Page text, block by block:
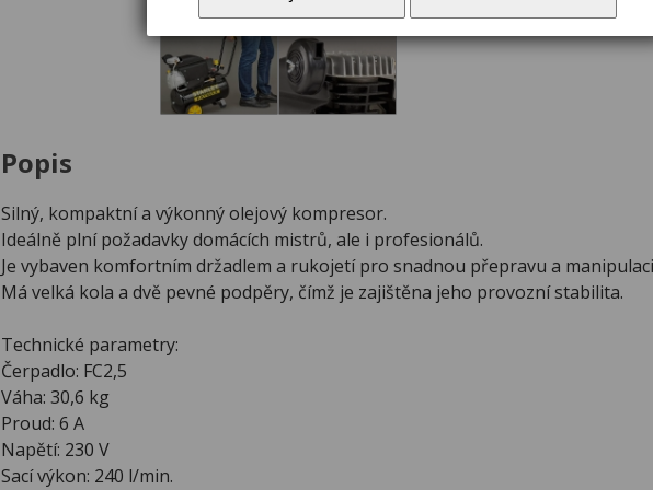
Popis
Silný, kompaktní a výkonný olejový kompresor.
Ideálně plní požadavky domácích mistrů, ale i profesionálů.
Je vybaven komfortním držadlem a rukojetí pro snadnou přepravu a
Má velká kola a dvě pevné podpěry, čímž je zajištěna jeho provozní stabilita.
Technické parametry:
Čerpadlo: FC2,5
Váha: 30,6 kg
Proud: 6 A
Napětí: 230 V
Sací výkon: 240 l/min.